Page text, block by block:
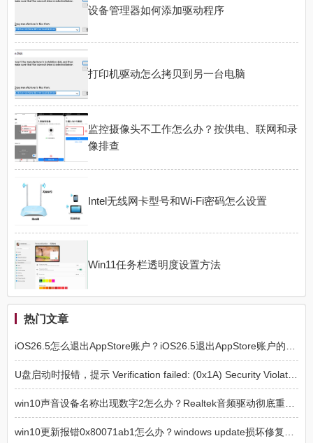
设备管理器如何添加驱动程序
打印机驱动怎么拷贝到另一台电脑
监控摄像头不工作怎么办？按供电、联网和录
像排查
Intel无线网卡型号和Wi-Fi密码怎么设置
Win11任务栏透明度设置方法
热门文章